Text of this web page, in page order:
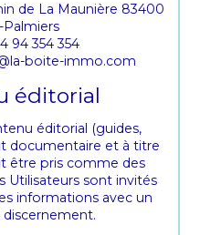
de La Maunière 83400
Palmiers
94 354 354
boite-immo.com
éditorial
éditorial (guides,
documentaire et à titre
être pris comme des
Utilisateurs sont invités
informations avec un